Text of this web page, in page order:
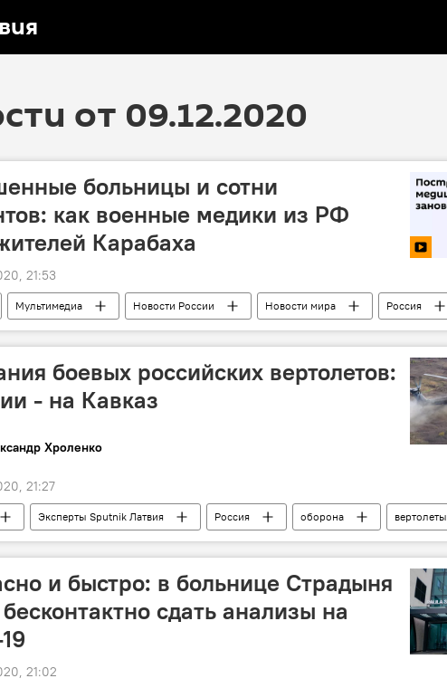
от 09.12.2020
больницы и сотни
как военные медики из РФ
Карабаха
21:53
Мультимедиа Новости России Новости мира
Россия
медики
боевых российских вертолетов:
- на Кавказ
Хроленко
21:27
Эксперты Sputnik Латвия Россия оборона
вертолеты
РФ
ВС РФ военная техника
и быстро: в больнице Страдыня
сдать анализы на
21:02